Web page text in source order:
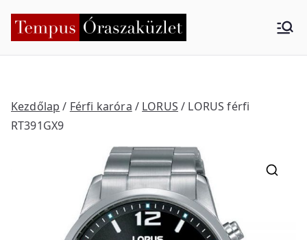
Tempus
küzlet
Kezdőlap / Férfi karóra / LORUS / LORUS férfi
RT391GX9